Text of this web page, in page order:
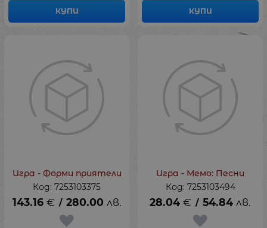
КУПИ КУПИ
Игра - Форми приятели
Код: 7253103375
143.16 € / 280.00 лв.
Игра - Мемо: Песни
Код: 7253103494
28.04 € / 54.84 лв.